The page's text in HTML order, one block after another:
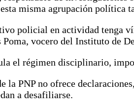
misma agrupación
policial en actividad
vocero del Instituto de
el régimen disciplinario,
la PNP no ofrece
a desafiliarse.